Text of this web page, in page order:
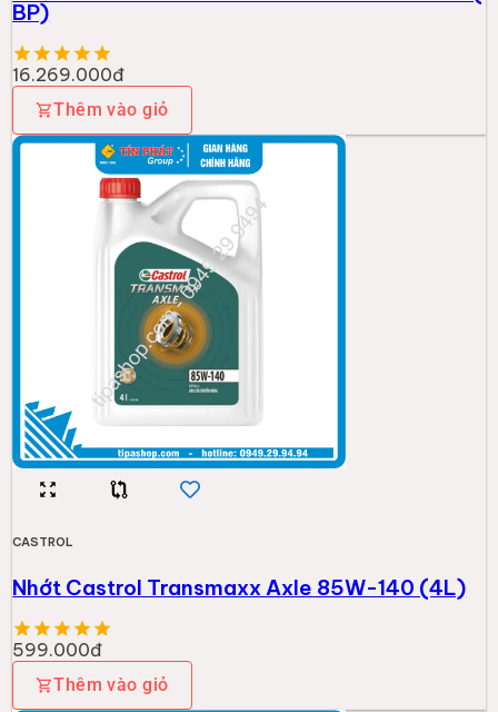
BP)
16.269.000đ
Thêm vào giỏ
CASTROL
Nhớt Castrol Transmaxx Axle 85W-140 (4L)
599.000đ
Thêm vào giỏ